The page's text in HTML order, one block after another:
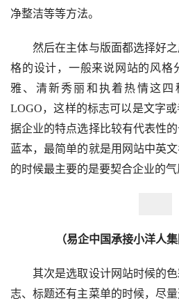
净整洁等等方法。
然后在主体与版面都选择好之
格的设计，一般来说网站的风格
雅、清新秀丽和执着热情这
LOGO，这样的标志可以是文字
据企业的特点选择比较有代表性
蓝本，最简单的就是用网站中英
的时候最主要的是要契合企业的气
（易企中国承接小洋人
其次是选取设计网站时候的色
志、标题还有主菜单的时候，尽